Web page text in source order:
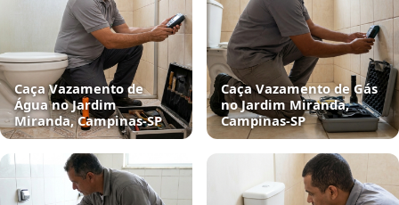
Caça Vazamento de
Água no Jardim
Miranda, Campinas‑SP
Caça Vazamento de Gás
no Jardim Miranda,
Campinas‑SP